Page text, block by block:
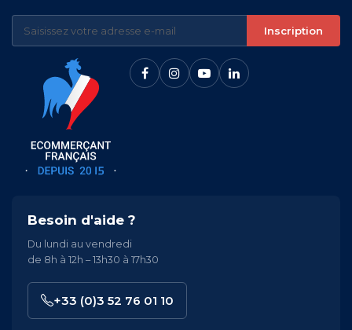
Inscription
Besoin d'aide ?
Du lundi au vendredi
de 8h à 12h – 13h30 à 17h30
+33 (0)3 52 76 01 10